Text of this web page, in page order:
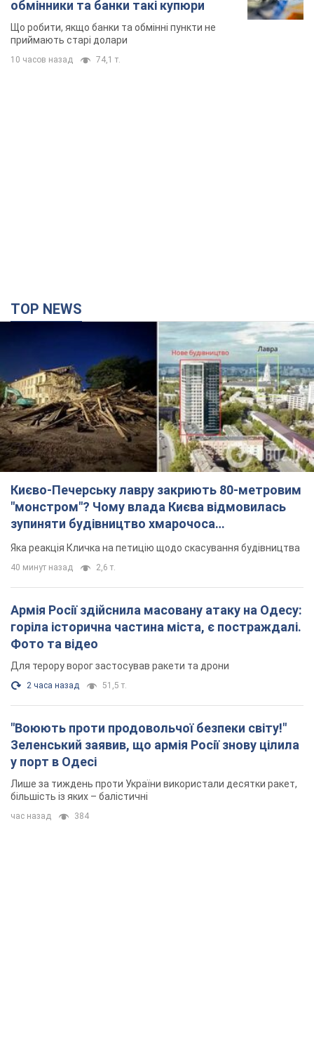
Києво-Печерську лавру закриють 80-метровим
"монстром"? Чому влада Києва відмовилась
зупиняти будівництво хмарочоса
"московського вірянина"
Яка реакція Кличка на петицію щодо скасування будівництва
40 минут назад 2,6 т.
Армія Росії здійснила масовану атаку на Одесу:
горіла історична частина міста, є постраждалі.
Фото та відео
Для терору ворог застосував ракети та дрони
2 часа назад 51,5 т.
"Воюють проти продовольчої безпеки світу!"
Зеленський заявив, що армія Росії знову цілила
більшість із яких – балістичні
час назад 384